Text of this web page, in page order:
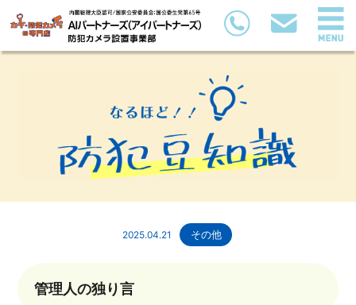
2025.04.21 その他
管理人の独り言